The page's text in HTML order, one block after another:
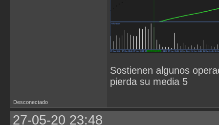
Sostienen algunos
pierda su media 5
Desconectado
27-05-20 23:48